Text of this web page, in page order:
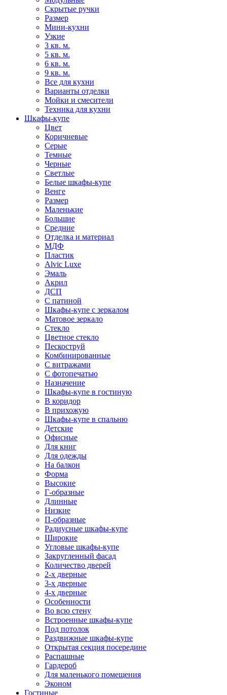
Скрытые ручки
Размер
Мини-кухни
Узкие
3 кв. м.
5 кв. м.
6 кв. м.
9 кв. м.
Все для кухни
Варианты отделки
Мойки и смесители
Техника для кухни
Шкафы-купе
Цвет
Коричневые
Серые
Темные
Черные
Светлые
Белые шкафы-купе
Венге
Размер
Маленькие
Большие
Средние
Отделка и материал
МДФ
Пластик
Alvic Luxe
Эмаль
Акрил
ДСП
С патиной
Шкафы-купе с зеркалом
Матовое зеркало
Стекло
Цветное стекло
Пескоструй
Комбинированные
С витражами
С фотопечатью
Назначение
Шкафы-купе в гостиную
В коридор
В прихожую
Шкафы-купе в спальню
Детские
Офисные
Для книг
Для одежды
На балкон
Форма
Высокие
Г-образные
Длинные
Низкие
П-образные
Радиусные шкафы-купе
Широкие
Угловые шкафы-купе
Закругленный фасад
Количество дверей
2-х дверные
3-х дверные
4-х дверные
Особенности
Во всю стену
Встроенные шкафы-купе
Под потолок
Раздвижные шкафы-купе
Открытая секция посередине
Распашные
Гардероб
Для маленького помещения
Эконом
Гостиные